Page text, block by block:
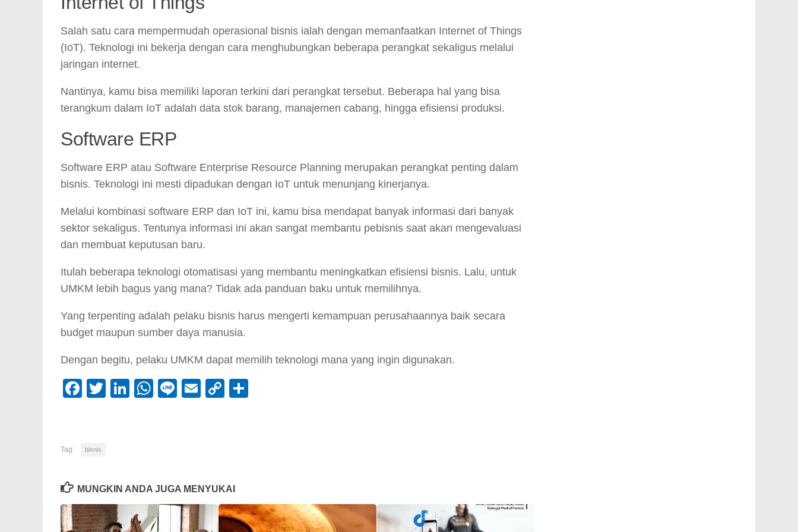
Salah satu cara mempermudah operasional bisnis ialah dengan memanfaatkan Internet of Things
(IoT). Teknologi ini bekerja dengan cara menghubungkan beberapa perangkat sekaligus melalui
jaringan internet.
Nantinya, kamu bisa memiliki laporan terkini dari perangkat tersebut. Beberapa hal yang bisa
terangkum dalam IoT adalah data stok barang, manajemen cabang, hingga efisiensi produksi.
Software ERP
Software ERP atau Software Enterprise Resource Planning merupakan perangkat penting dalam
bisnis. Teknologi ini mesti dipadukan dengan IoT untuk menunjang kinerjanya.
Melalui kombinasi software ERP dan IoT ini, kamu bisa mendapat banyak informasi dari banyak
sektor sekaligus. Tentunya informasi ini akan sangat membantu pebisnis saat akan mengevaluasi
dan membuat keputusan baru.
Itulah beberapa teknologi otomatisasi yang membantu meningkatkan efisiensi bisnis. Lalu, untuk
UMKM lebih bagus yang mana? Tidak ada panduan baku untuk memilihnya.
Yang terpenting adalah pelaku bisnis harus mengerti kemampuan perusahaannya baik secara
budget maupun sumber daya manusia.
Dengan begitu, pelaku UMKM dapat memilih teknologi mana yang ingin digunakan.
Facebook
Twitter
LinkedIn
WhatsApp
LineEmail
Copy
Tag: bisnis
MUNGKIN ANDA JUGA MENYUKAI